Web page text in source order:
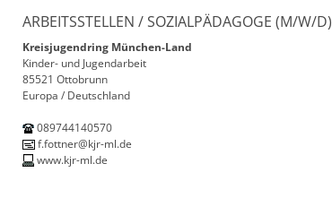
ARBEITSSTELLEN / SOZIALPÄDAGOGE (M/W/
Kreisjugendring München-Land
Kinder- und Jugendarbeit
85521 Ottobrunn
Europa / Deutschland
089744140570
f.fottner@kjr-ml.de
www.kjr-ml.de